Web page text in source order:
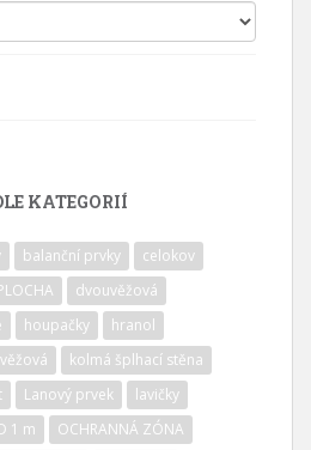
KATEGORIÍ
balanční prvky
celokov
dvouvěžová
houpačky
hranol
kolmá šplhací stěna
Lanový prvek
lavičky
1 m
OCHRANNÁ ZÓNA